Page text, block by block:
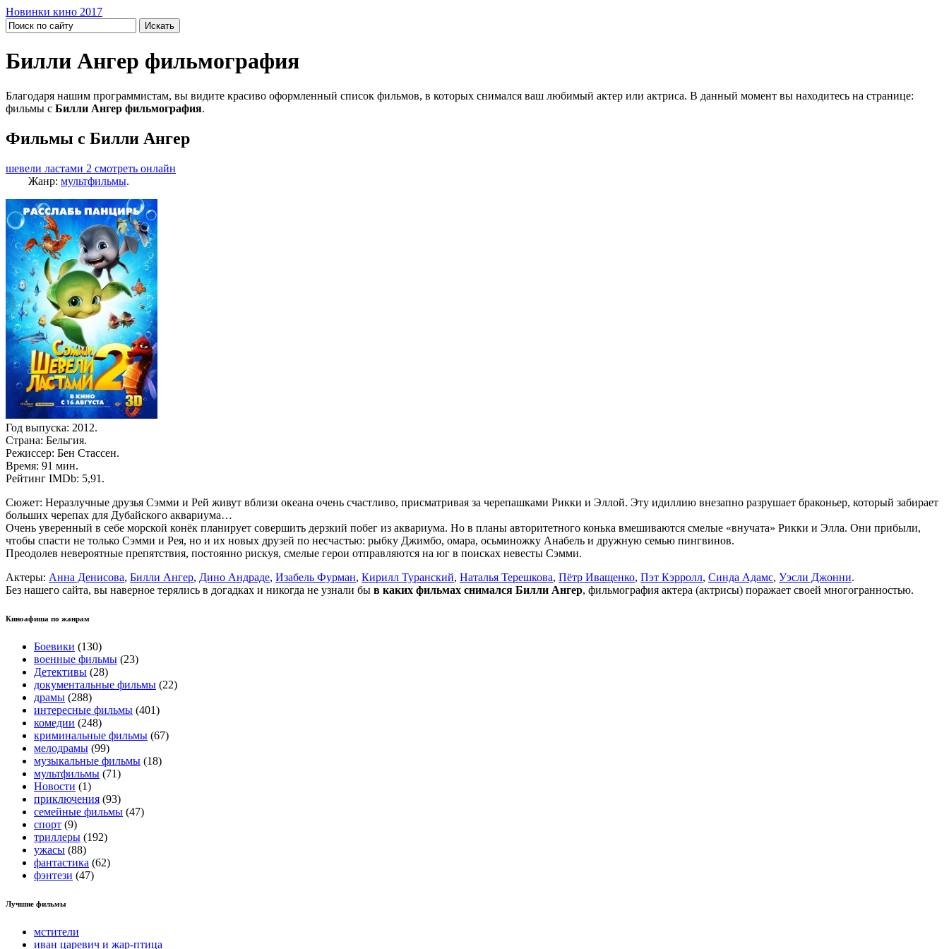
Новинки кино 2017
Билли Ангер фильмография
Благодаря нашим программистам, вы видите красиво оформленный список фильмов, в которых снимался ваш любимый актер или актриса. В данный момент вы находитесь на странице:
фильмы с Билли Ангер фильмография.
Фильмы с Билли Ангер
шевели ластами 2 смотреть онлайн
Жанр: мультфильмы.
Год выпуска: 2012.
Страна: Бельгия.
Режиссер: Бен Стассен.
Время: 91 мин.
Рейтинг IMDb: 5,91.
Сюжет: Неразлучные друзья Сэмми и Рей живут вблизи океана очень счастливо, присматривая за черепашками Рикки и Эллой. Эту идиллию внезапно разрушает браконьер, который забирает
больших черепах для Дубайского аквариума…
Очень уверенный в себе морской конёк планирует совершить дерзкий побег из аквариума. Но в планы авторитетного конька вмешиваются смелые «внучата» Рикки и Элла. Они прибыли,
чтобы спасти не только Сэмми и Рея, но и их новых друзей по несчастью: рыбку Джимбо, омара, осьминожку Анабель и дружную семью пингвинов.
Преодолев невероятные препятствия, постоянно рискуя, смелые герои отправляются на юг в поисках невесты Сэмми.
Актеры: Анна Денисова, Билли Ангер, Дино Андраде, Изабель Фурман, Кирилл Туранский, Наталья Терешкова, Пётр Иващенко, Пэт Кэрролл, Синда Адамс, Уэсли Джонни.
Без нашего сайта, вы наверное терялись в догадках и никогда не узнали бы в каких фильмах снимался Билли Ангер, фильмография актера (актрисы) поражает своей многогранностью.
Киноафиша по жанрам
Боевики (130)
военные фильмы (23)
Детективы (28)
документальные фильмы (22)
драмы (288)
интересные фильмы (401)
комедии (248)
криминальные фильмы (67)
мелодрамы (99)
музыкальные фильмы (18)
мультфильмы (71)
Новости (1)
приключения (93)
семейные фильмы (47)
спорт (9)
триллеры (192)
ужасы (88)
фантастика (62)
фэнтези (47)
Лучшие фильмы
мстители
иван царевич и жар-птица